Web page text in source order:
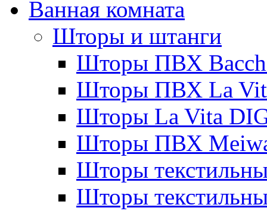
Ванная комната
Шторы и штанги
Шторы ПВХ
Шторы ПВХ La
Шторы La Vita
Шторы ПВХ
Шторы
Шторы